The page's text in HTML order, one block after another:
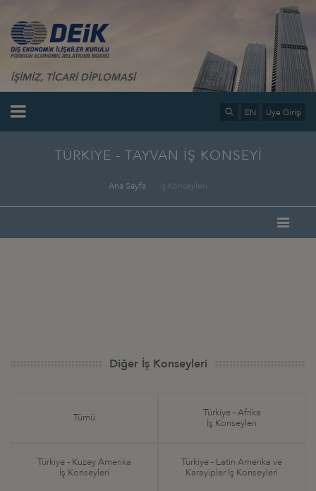
İŞİMİZ, TİCARİ DİPLOMASİ
EN Üye Girişi
TÜRKİYE - TAYVAN İŞ KONSEYİ
Ana Sayfa İş Konseyleri
Diğer İş Konseyleri
Tümü
Türkiye - Afrika
İş Konseyleri
Türkiye - Kuzey Amerika
İş Konseyleri
Türkiye - Latin Amerika ve
Karayipler İş Konseyleri